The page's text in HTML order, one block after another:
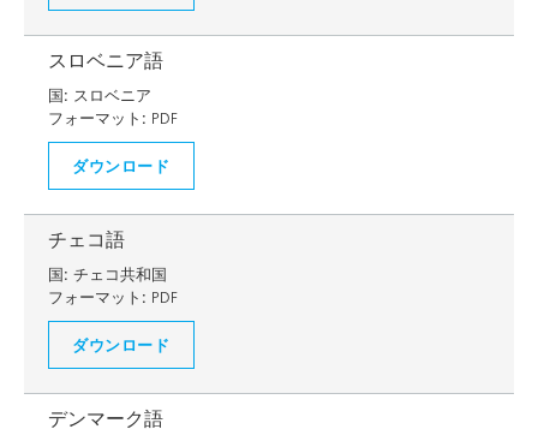
スロベニア語
国: スロベニア
フォーマット: PDF
ダウンロード
チェコ語
国: チェコ共和国
フォーマット: PDF
ダウンロード
デンマーク語